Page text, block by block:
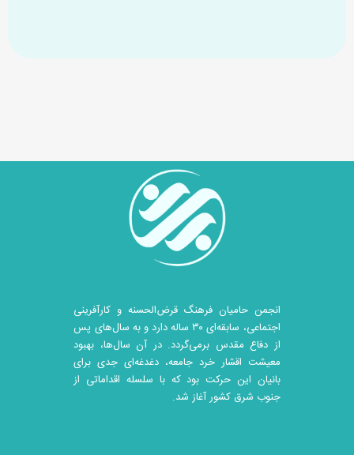
انجمن حامیان فرهنگ قرض‌الحسنه و کارآفرینی
اجتماعی، سابقه‌ای ۳۰ ساله دارد و به سال‌های پس
از دفاع مقدس برمی‌گردد. در آن سال‎‌ها، بهبود
معیشت اقشار خرد جامعه، دغدغه‌ای جدی برای
بانیان این حرکت بود که با سلسله اقداماتی از
جنوب شرق کشور آغاز شد.